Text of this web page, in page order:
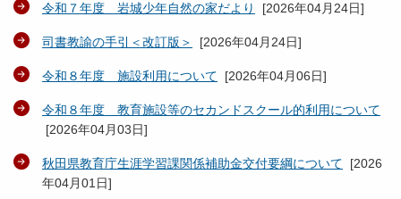
令和７年度 岩城少年自然の家だより [2026年04月24日]
司書教諭の手引＜改訂版＞ [2026年04月24日]
令和８年度 施設利用について [2026年04月06日]
令和８年度 教育施設等のセカンドスクール的利用について
[2026年04月03日]
秋田県教育庁生涯学習課関係補助金交付要綱について [2026
年04月01日]